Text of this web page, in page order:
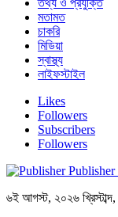
তথ্য ও প্রযুক্তি
মতামত
চাকরি
মিডিয়া
স্বাস্থ্য
লাইফস্টাইল
Likes
Followers
Subscribers
Followers
৬ই আগস্ট, ২০২৬